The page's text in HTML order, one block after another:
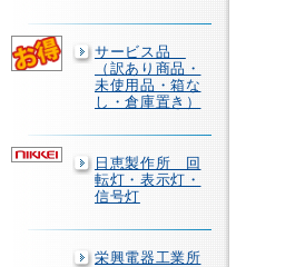
サービス品
（訳あり商品・
未使用品・箱な
し・倉庫置き）
日恵製作所 回
転灯・表示灯・
信号灯
栄興電器工業所